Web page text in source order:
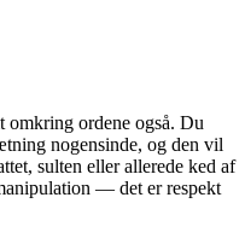
omkring ordene også. Du
nogensinde, og den vil
sulten eller allerede ked af
— det er respekt